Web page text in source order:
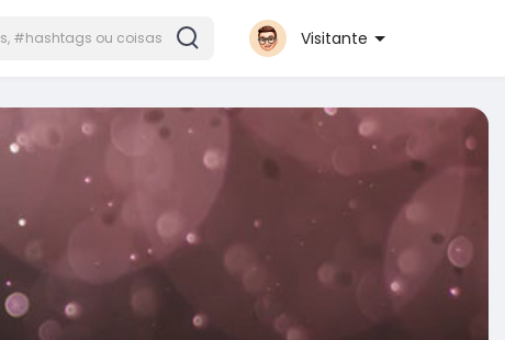
Visitante